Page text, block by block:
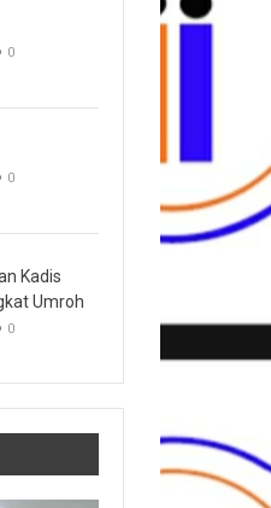
0
0
Kadis
Umroh
0